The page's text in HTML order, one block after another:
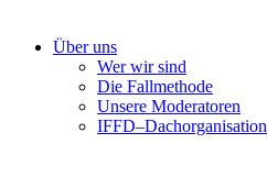
Über uns
Wer wir sind
Die Fallmethode
Unsere Moderatoren
IFFD–Dachorganisation